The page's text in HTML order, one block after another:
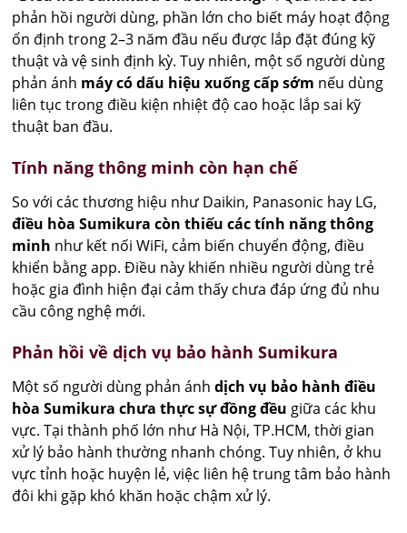
phản hồi người dùng, phần lớn cho biết máy hoạt động
ổn định trong 2–3 năm đầu nếu được lắp đặt đúng kỹ
thuật và vệ sinh định kỳ. Tuy nhiên, một số người dùng
phản ánh máy có dấu hiệu xuống cấp sớm nếu dùng
liên tục trong điều kiện nhiệt độ cao hoặc lắp sai kỹ
thuật ban đầu.
Tính năng thông minh còn hạn chế
So với các thương hiệu như Daikin, Panasonic hay LG,
điều hòa Sumikura còn thiếu các tính năng thông
minh như kết nối WiFi, cảm biến chuyển động, điều
khiển bằng app. Điều này khiến nhiều người dùng trẻ
hoặc gia đình hiện đại cảm thấy chưa đáp ứng đủ nhu
cầu công nghệ mới.
Phản hồi về dịch vụ bảo hành Sumikura
Một số người dùng phản ánhdịch vụ bảo hành điều
hòa Sumikura chưa thực sự đồng đều giữa các khu
vực. Tại thành phố lớn như Hà Nội, TP.HCM, thời gian
xử lý bảo hành thường nhanh chóng. Tuy nhiên, ở khu
vực tỉnh hoặc huyện lẻ, việc liên hệ trung tâm bảo hành
đôi khi gặp khó khăn hoặc chậm xử lý.